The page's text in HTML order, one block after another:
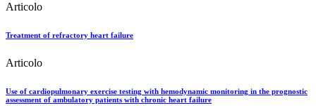
Articolo
Treatment of refractory heart failure
Articolo
Use of cardiopulmonary exercise testing with hemodynamic monitoring in the prognostic
assessment of ambulatory patients with chronic heart failure